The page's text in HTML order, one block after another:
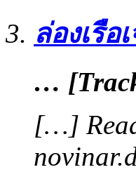
ล่องเรือ
…
[…]